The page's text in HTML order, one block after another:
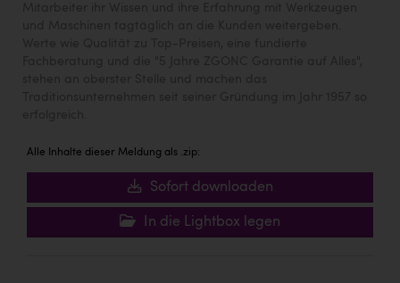
Alle Inhalte dieser Meldung als .zip:
Sofort downloaden
In die Lightbox legen